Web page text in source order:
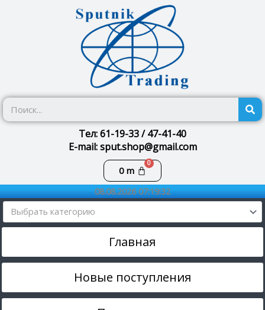
Тел: 61-19-33 / 47-41-40
E-mail: sput.shop@gmail.com
0m
Корзина
08.08.2026 07:19:32
Выбрать категорию
Главная
Новые поступления